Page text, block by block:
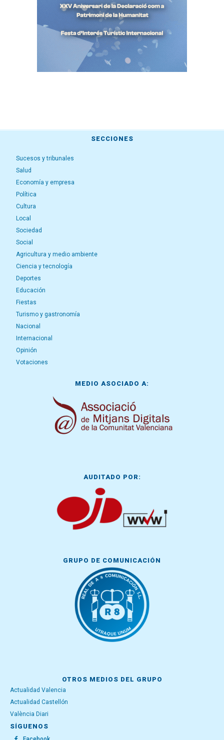
SECCIONES
Sucesos y tribunales
Salud
Economía y empresa
Política
Cultura
Local
Sociedad
Social
Agricultura y medio ambiente
Ciencia y tecnología
Deportes
Educación
Fiestas
Turismo y gastronomía
Nacional
Internacional
Opinión
Votaciones
MEDIO ASOCIADO A:
AUDITADO POR:
GRUPO DE COMUNICACIÓN
OTROS MEDIOS DEL GRUPO
Actualidad Valencia
Actualidad Castellón
València Diari
SÍGUENOS